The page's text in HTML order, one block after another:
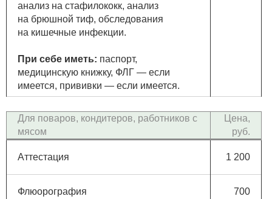
анализ на стафилококк, анализ
на брюшной тиф, обследования
на кишечные инфекции.
При себе иметь: паспорт,
медицинскую книжку, ФЛГ — если
имеется, прививки — если имеется.
Для поваров, кондитеров, работников с
мясом
Цена,
руб.
Аттестация 1 200
Флюорография 700